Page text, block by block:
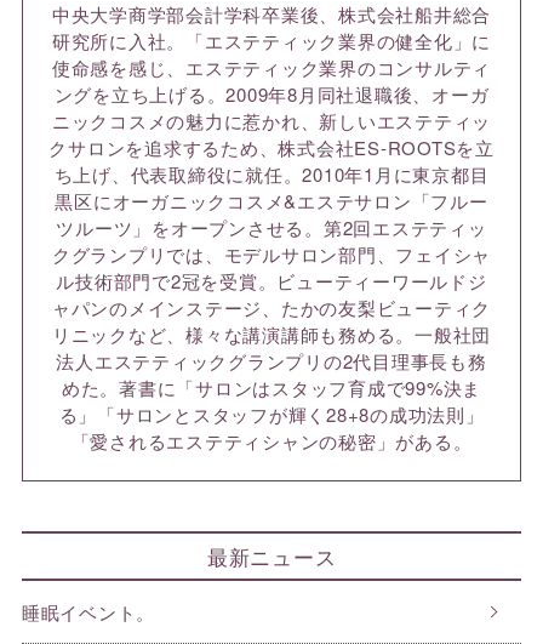
中央大学商学部会計学科卒業後、株式会社船井総合
研究所に入社。「エステティック業界の健全化」に
使命感を感じ、エステティック業界のコンサルティ
ングを立ち上げる。2009年8月同社退職後、オーガ
ニックコスメの魅力に惹かれ、新しいエステティッ
クサロンを追求するため、株式会社ES-ROOTSを立
ち上げ、代表取締役に就任。2010年1月に東京都目
黒区にオーガニックコスメ&エステサロン「フルー
ツルーツ」をオープンさせる。第2回エステティッ
クグランプリでは、モデルサロン部門、フェイシャ
ル技術部門で2冠を受賞。ビューティーワールドジ
ャパンのメインステージ、たかの友梨ビューティク
リニックなど、様々な講演講師も務める。一般社団
法人エステティックグランプリの2代目理事長も務
めた。著書に「サロンはスタッフ育成で99%決ま
る」「サロンとスタッフが輝く28+8の成功法則」
「愛されるエステティシャンの秘密」がある。
最新ニュース
睡眠イベント。